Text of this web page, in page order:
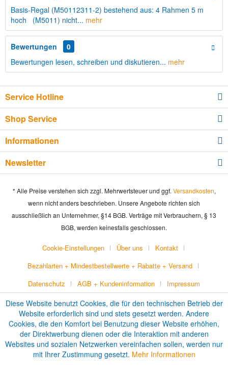
Basis-Regal (M50112311-2) bestehend aus: 4 Rahmen 5 m
hoch (M5011) nicht... mehr
Bewertungen
0
Bewertungen lesen, schreiben und diskutieren... mehr
Service Hotline
Shop Service
Informationen
Newsletter
* Alle Preise verstehen sich zzgl. Mehrwertsteuer und ggf. Versandkosten,
wenn nicht anders beschrieben. Unsere Angebote richten sich
ausschließlich an Unternehmer, §14 BGB. Verträge mit Verbrauchern, § 13
BGB, werden keinesfalls geschlossen.
Cookie-Einstellungen Über uns
Kontakt
Bezahlarten + Mindestbestellwerte + Rabatte + Versand
Datenschutz
AGB + Kundeninformation Impressum
Diese Website benutzt Cookies, die für den technischen Betrieb der
Website erforderlich sind und stets gesetzt werden. Andere
Cookies, die den Komfort bei Benutzung dieser Website erhöhen,
der Direktwerbung dienen oder die Interaktion mit anderen
Websites und sozialen Netzwerken vereinfachen sollen, werden nur
mit Ihrer Zustimmung gesetzt. Mehr Informationen